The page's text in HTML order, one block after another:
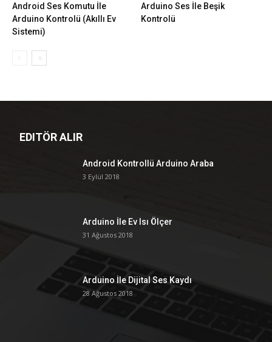
Android Ses Komutu İle
Arduino Kontrolü (Akıllı Ev
Sistemi)
Arduino Ses İle Beşik
Kontrolü
EDITÖR ALIR
Android Kontrollü Arduino Araba
3 Eylül 2018
Arduino İle Ev Isı Ölçer
31 Ağustos 2018
Arduino İle Dijital Ses Kaydı
28 Ağustos 2018